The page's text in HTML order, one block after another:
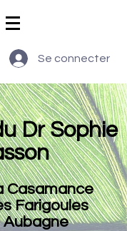
Se connecter
Dr Sophie
Casamance
Farigoules
Aubagne